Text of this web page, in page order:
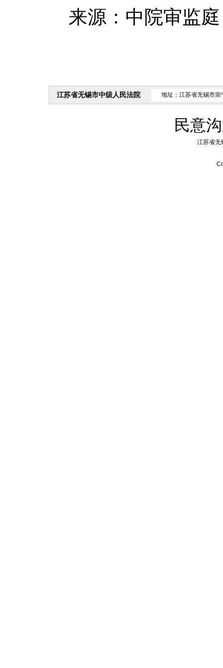
来源：中院审监庭
江苏省无锡市中级人民法院 地址：江苏省无锡市崇
民意
江苏省无